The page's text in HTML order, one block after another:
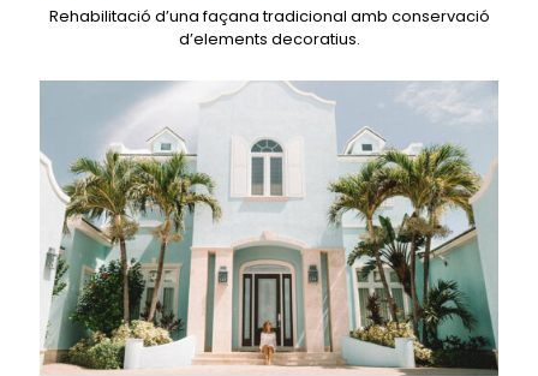
Rehabilitació d’una façana tradicional amb conservació
d’elements decoratius.